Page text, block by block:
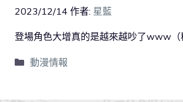
2023/12/14 作者: 星藍
登場角色大增真的是越來越吵了www（
動漫情報